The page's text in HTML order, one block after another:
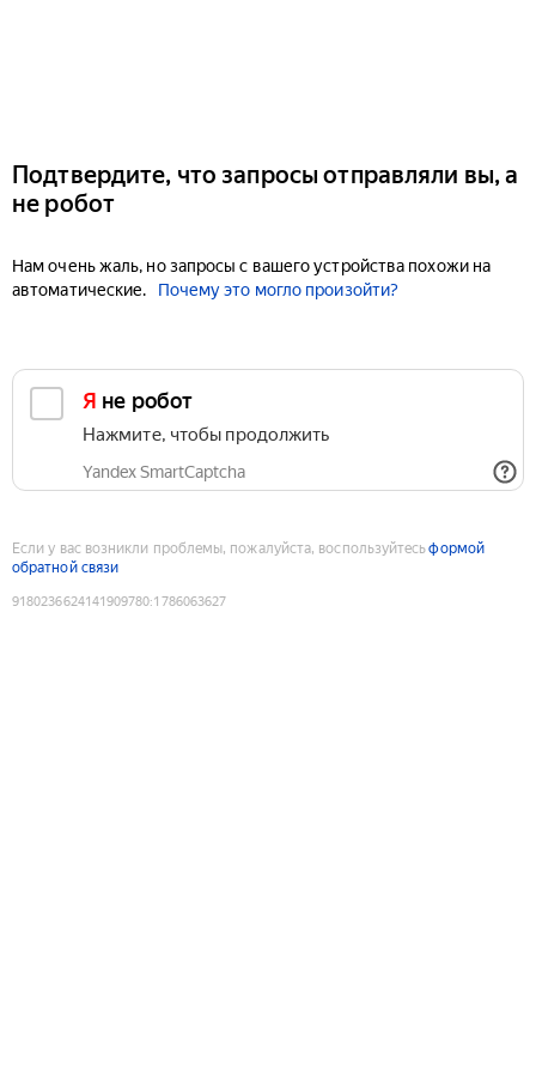
Подтвердите, что запросы отправляли вы, а
не робот
Нам очень жаль, но запросы с вашего устройства похожи на
автоматические.
Почему это могло произойти?
Я не робот
Нажмите, чтобы продолжить
Yandex SmartCaptcha
Если у вас возникли проблемы, пожалуйста, воспользуйтесьформой
обратной связи
9180236624141909780:1786063627